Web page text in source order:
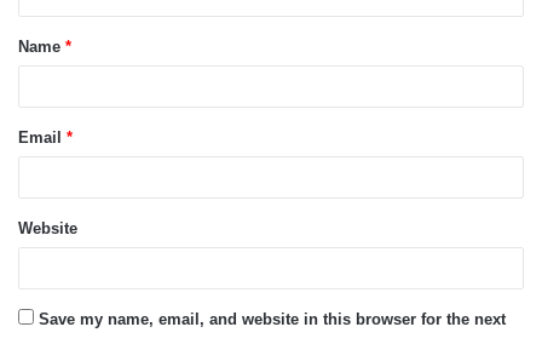
Name *
Email *
Website
Save my name, email, and website in this browser for the next